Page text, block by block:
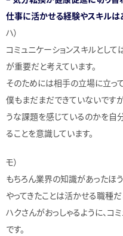
仕事に活かせる経験やスキルは
ハ）
コミュニケーションスキルとし
が重要だと考えています。
そのためには相手の立場に立っ
僕もまだまだできていないです
うな課題を感じているのかを自
ることを意識しています。
モ）
もちろん業界の知識があったほ
やってきたことは活かせる職種だ
ハクさんがおっしゃるように、
です。